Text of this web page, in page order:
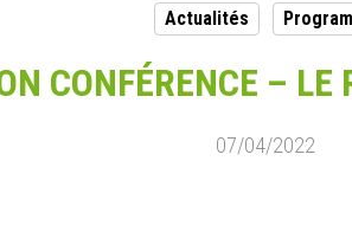
Actualités
CONFÉRENCE –
07/04/2022